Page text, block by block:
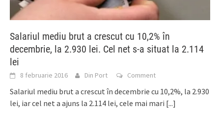
Salariul mediu brut a crescut cu 10,2% în
decembrie, la 2.930 lei. Cel net s-a situat la 2.114
lei
8 februarie 2016 Din Port Comment
Salariul mediu brut a crescut în decembrie cu 10,2%, la 2.930
lei, iar cel net a ajuns la 2.114 lei, cele mai mari [...]